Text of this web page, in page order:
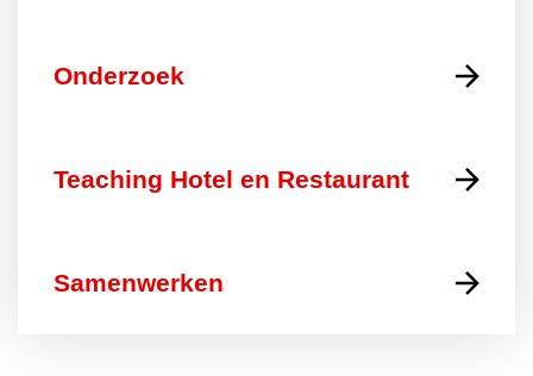
Onderzoek
Teaching Hotel en Restaurant
Samenwerken